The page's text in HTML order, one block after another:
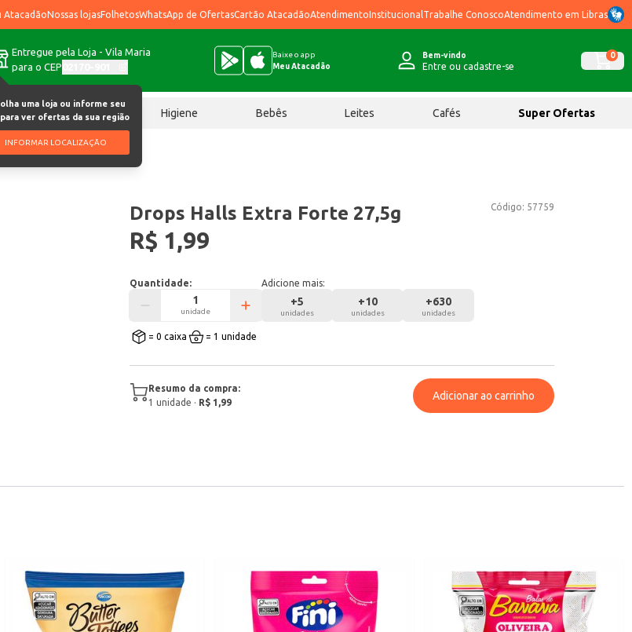
AtacadãoNossas lojasFolhetosWhatsApp de OfertasCartão AtacadãoAtendimentoInstitucional Trabalhe ConoscoAtendimento em Libras
Entregue pela Loja - Vila Maria
para o CEP
uma loja ou informe seu
para ver ofertas da sua região
INFORMAR LOCALIZAÇÃO
Baixe o app
Meu Atacadão
Bem-vindo
Entre ou cadastre-se
0
Chocolates Higiene Bebês Leites Cafés Super Ofertas
Código: 57759
Drops Halls Extra Forte 27,5g
R$ 1,99
Quantidade:
unidade
Adicione mais:
+5
unidades
+10
unidades
+630
unidades
= 0 caixa = 1 unidade
Resumo da compra:
1 unidade · R$ 1,99
Adicionar ao carrinho